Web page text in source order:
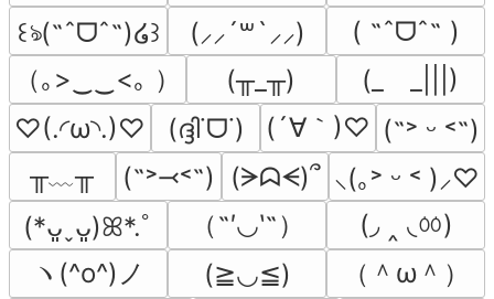
꒰ঌ(˶ˆᗜˆ˵)໒꒱ (⸝⸝´꒳`⸝⸝)
( ˶ˆᗜˆ˵ )
（｡>‿‿<｡ ）
(╥_╥)
(_　_|||)
♡(.◜ω◝.)♡
(ദ്ദി˙ᗜ˙) (´∀｀)♡ (˶˃ ᵕ ˂˶)
╥﹏╥
(˶˃⤙˂˶) (ᗒᗣᗕ)՞ ⸜(｡˃ ᵕ ˂ )⸝♡
(*ᴗ͈ˬᴗ͈)ꕤ*.ﾟ
（˶′◡‵˶）
(◞ ‸ ◟ㆀ)
ヽ(^o^)ノ
(≧◡≦)
（＾ω＾）